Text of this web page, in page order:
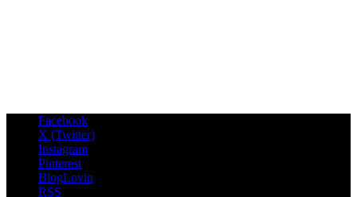
Facebook
X (Twitter)
Instagram
Pinterest
BlogLovin
RSS